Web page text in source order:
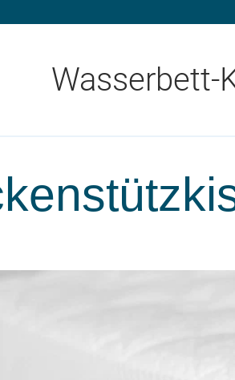
Wasserbett-